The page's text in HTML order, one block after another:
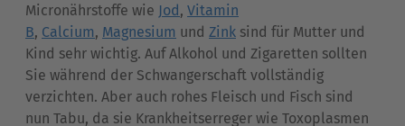
Micronährstoffe wie Jod, Vitamin
B, Calcium, Magnesium und Zink sind für Mutter und
Kind sehr wichtig. Auf Alkohol und Zigaretten sollten
Sie während der Schwangerschaft vollständig
verzichten. Aber auch rohes Fleisch und Fisch sind
nun Tabu, da sie Krankheitserreger wie Toxoplasmen